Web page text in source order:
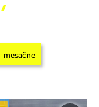

mesačne